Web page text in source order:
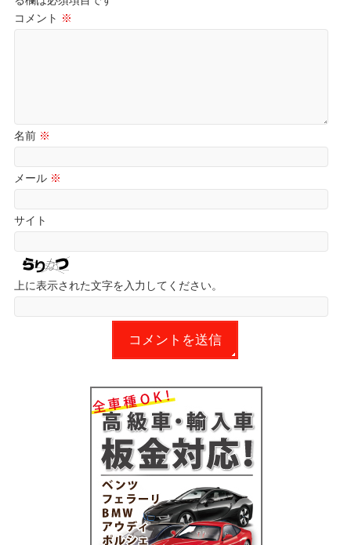
コメント ※
名前 ※
メール ※
サイト
上に表示された文字を入力してください。